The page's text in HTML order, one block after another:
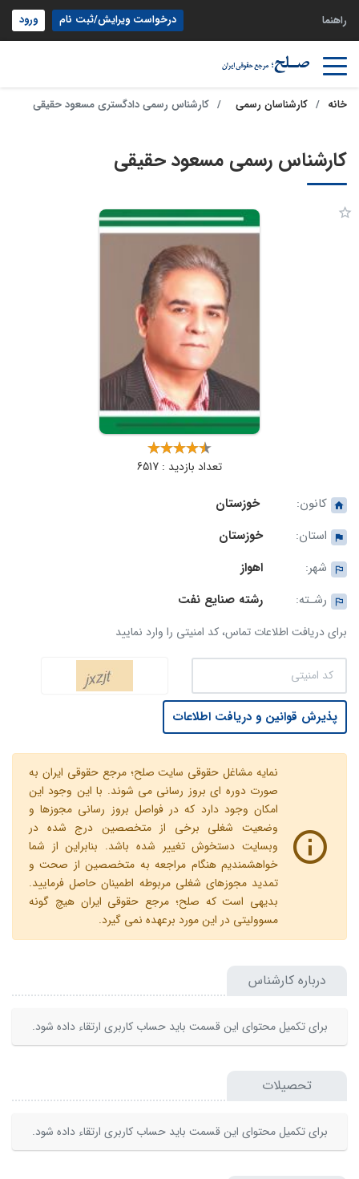
راهنما درخواست ویرایش/ثبت نام ورود
خانه کارشناسان رسمی کارشناس رسمی دادگستری مسعود حقیقی
کارشناس رسمی مسعود حقیقی
تعداد بازدید : 6517
کانون:
خوزستان
استان:
خوزستان
شهر:
اهواز
رشـته:
رشته صنایع نفت
برای دریافت اطلاعات تماس، کد امنیتی را وارد نمایید
پذیرش قوانین و دریافت اطلاعات
نمایه مشاغل حقوقی سایت صلح؛ مرجع حقوقی ایران به
صورت دوره ای بروز رسانی می شوند. با این وجود این
امکان وجود دارد که در فواصل بروز رسانی مجوزها و
وضعیت شغلی برخی از متخصصین درج شده در
وبسایت دستخوش تغییر شده باشد. بنابراین از شما
خواهشمندیم هنگام مراجعه به متخصصین از صحت و
تمدید مجوزهای شغلی مربوطه اطمینان حاصل فرمایید.
بدیهی است که صلح؛ مرجع حقوقی ایران هیچ گونه
مسوولیتی در این مورد برعهده نمی گیرد.
درباره کارشناس
برای تکمیل محتوای این قسمت باید حساب کاربری ارتقاء داده شود.
تحصیلات
برای تکمیل محتوای این قسمت باید حساب کاربری ارتقاء داده شود.